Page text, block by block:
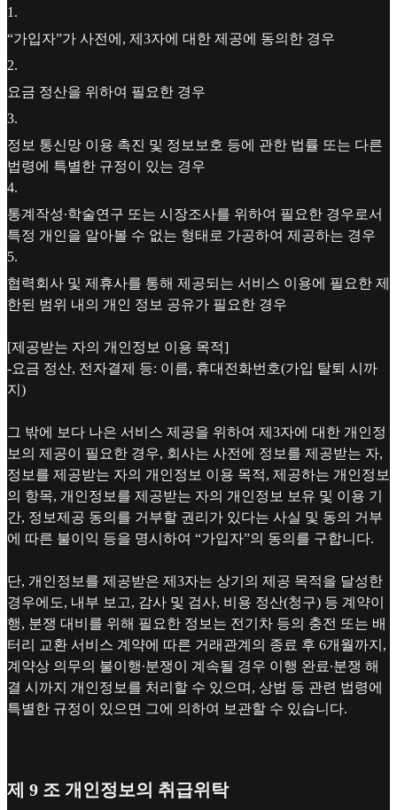
1 .
“가입자”가 사전에, 제3자에 대한 제공에 동의한 경우
2.
요금 정산을 위하여 필요한 경우
3.
정보 통신망 이용 촉진 및 정보보호 등에 관한 법률 또는 다른
법령에 특별한 규정이 있는 경우
4.
통계작성∙학술연구 또는 시장조사를 위하여 필요한 경우로서
특정 개인을 알아볼 수 없는 형태로 가공하여 제공하는 경우
5.
협력회사 및 제휴사를 통해 제공되는 서비스 이용에 필요한 제
한된 범위 내의 개인 정보 공유가 필요한 경우
[제공받는 자의 개인정보 이용 목적]
-요금 정산, 전자결제 등: 이름, 휴대전화번호(가입 탈퇴 시까
지)
그 밖에 보다 나은 서비스 제공을 위하여 제3자에 대한 개인정
보의 제공이 필요한 경우, 회사는 사전에 정보를 제공받는 자,
정보를 제공받는 자의 개인정보 이용 목적, 제공하는 개인정보
의 항목, 개인정보를 제공받는 자의 개인정보 보유 및 이용 기
간, 정보제공 동의를 거부할 권리가 있다는 사실 및 동의 거부
에 따른 불이익 등을 명시하여 “가입자”의 동의를 구합니다.
단, 개인정보를 제공받은 제3자는 상기의 제공 목적을 달성한
경우에도, 내부 보고, 감사 및 검사, 비용 정산(청구) 등 계약이
행, 분쟁 대비를 위해 필요한 정보는 전기차 등의 충전 또는 배
터리 교환 서비스 계약에 따른 거래관계의 종료 후 6개월까지,
계약상 의무의 불이행∙분쟁이 계속될 경우 이행 완료∙분쟁 해
결 시까지 개인정보를 처리할 수 있으며, 상법 등 관련 법령에
특별한 규정이 있으면 그에 의하여 보관할 수 있습니다.
제 9 조 개인정보의 취급위탁